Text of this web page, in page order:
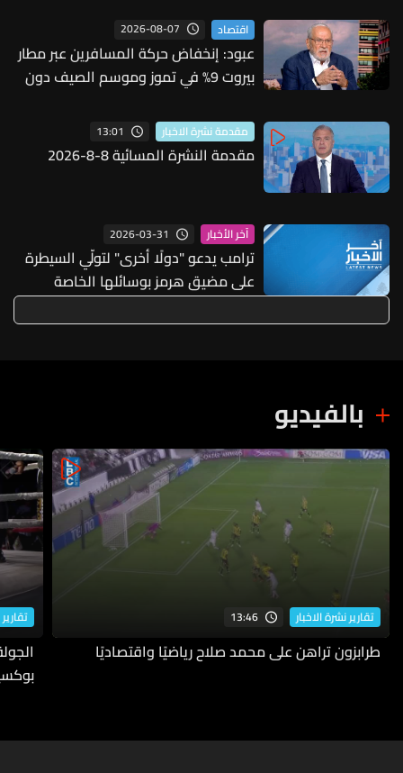
الأرض
اقتصاد 2026-08-07
عبود: إنخفاض حركة المسافرين عبر مطار
بيروت 9% في تموز وموسم الصيف دون
مقدمة نشرة الاخبار 13:01
مقدمة النشرة المسائية 8-8-2026
آخر الأخبار 2026-03-31
ترامب يدعو "دولًا أخرى" لتولّي السيطرة
على مضيق هرمز بوسائلها الخاصة
بالفيديو
تقارير نشرة الاخبار 13:46
طرابزون تراهن على محمد صلاح رياضيًا واقتصاديًا